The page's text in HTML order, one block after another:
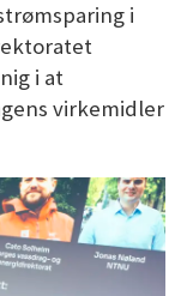
i
i at
virkemidler